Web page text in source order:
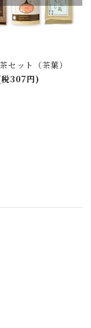
セット（茶葉）
307円)